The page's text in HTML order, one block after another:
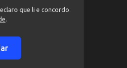
que li e concordo
.